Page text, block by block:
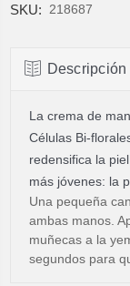
SKU: 218687
La crema de
Células Bi-
redensifica la
más jóvenes: la
Una pequeña
ambas manos.
muñecas a la
segundos para